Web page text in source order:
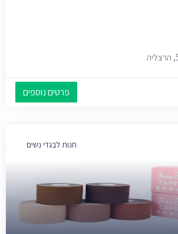
פרטים נוספים
חנות לבגדי נשים